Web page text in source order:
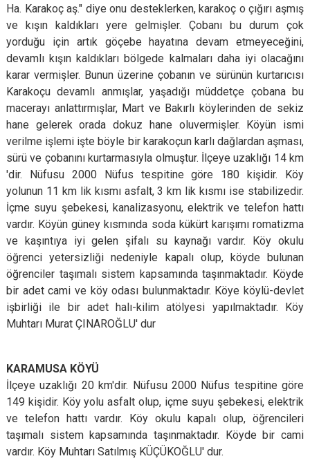
Ha. Karakoç aş." diye onu desteklerken, karakoç o çığırı aşmış
ve kışın kaldıkları yere gelmişler. Çobanı bu durum çok
yorduğu için artık göçebe hayatına devam etmeyeceğini,
devamlı kışın kaldıkları bölgede kalmaları daha iyi olacağını
karar vermişler. Bunun üzerine çobanın ve sürünün kurtarıcısı
Karakoçu devamlı anmışlar, yaşadığı müddetçe çobana bu
macerayı anlattırmışlar, Mart ve Bakırlı köylerinden de sekiz
hane gelerek orada dokuz hane oluvermişler. Köyün ismi
verilme işlemi işte böyle bir karakoçun karlı dağlardan aşması,
sürü ve çobanını kurtarmasıyla olmuştur. İlçeye uzaklığı 14 km
'dir. Nüfusu 2000 Nüfus tespitine göre 180 kişidir. Köy
yolunun 11 km lik kısmı asfalt, 3 km lik kısmı ise stabilizedir.
İçme suyu şebekesi, kanalizasyonu, elektrik ve telefon hattı
vardır. Köyün güney kısmında soda kükürt karışımı romatizma
ve kaşıntıya iyi gelen şifalı su kaynağı vardır. Köy okulu
öğrenci yetersizliği nedeniyle kapalı olup, köyde bulunan
öğrenciler taşımalı sistem kapsamında taşınmaktadır. Köyde
bir adet cami ve köy odası bulunmaktadır. Köye köylü-devlet
işbirliği ile bir adet halı-kilim atölyesi yapılmaktadır. Köy
Muhtarı Murat ÇINAROĞLU' dur
KARAMUSA KÖYÜ
İlçeye uzaklığı 20 km'dir. Nüfusu 2000 Nüfus tespitine göre
149 kişidir. Köy yolu asfalt olup, içme suyu şebekesi, elektrik
ve telefon hattı vardır. Köy okulu kapalı olup, öğrencileri
taşımalı sistem kapsamında taşınmaktadır. Köyde bir cami
vardır. Köy Muhtarı Satılmış KÜÇÜKOĞLU' dur.